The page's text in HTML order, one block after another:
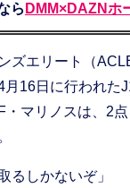
ら DMM×DAZNホ
ズエリート（
16日に行われた
・マリノスは、2
るしかないぞ」